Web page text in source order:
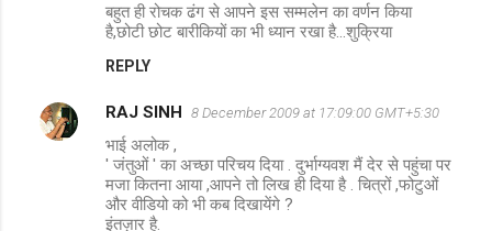
बहुत ही रोचक ढंग से आपने इस सम्मलेन का वर्णन किया
है,छोटी छोट बारीकियों का भी ध्यान रखा है...शुक्रिया
REPLY
RAJ SINH 8 December 2009 at 17:09:00 GMT+5:30
भाई अलोक ,
' जंतुओं ' का अच्छा परिचय दिया . दुर्भाग्यवश मैं देर से पहुंचा पर
मजा कितना आया ,आपने तो लिख ही दिया है . चित्रों ,फोटुओं
और वीडियो को भी कब दिखायेंगे ?
इंतज़ार है.